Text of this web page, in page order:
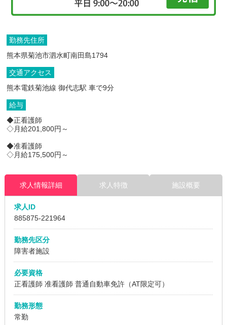
勤務先住所
熊本県菊池市泗水町南田島1794
交通アクセス
熊本電鉄菊池線 御代志駅 車で9分
給与
◆正看護師
◇月給201,800円～
◆准看護師
◇月給175,500円～
求人情報詳細 求人特徴 施設概要
求人ID
885875-221964
勤務先区分
障害者施設
必要資格
正看護師 准看護師普通自動車免許（AT限定可）
勤務形態
常勤